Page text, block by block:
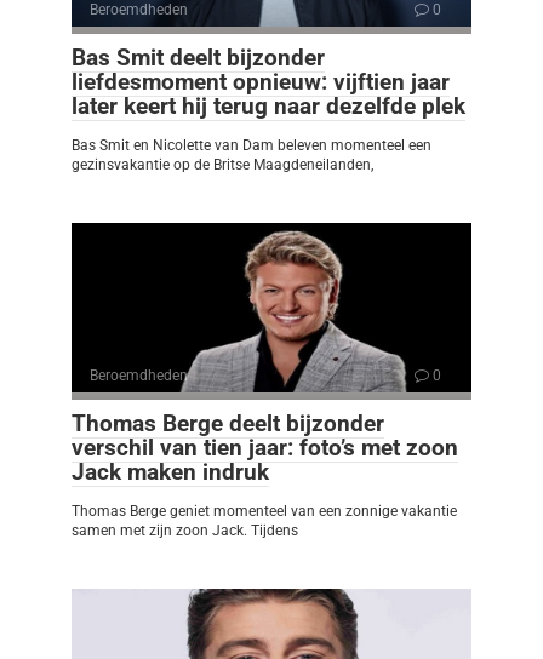
Beroemdheden 0
Bas Smit deelt bijzonder
liefdesmoment opnieuw: vijftien jaar
later keert hij terug naar dezelfde plek
Bas Smit en Nicolette van Dam beleven momenteel een
gezinsvakantie op de Britse Maagdeneilanden,
Beroemdheden 0
Thomas Berge deelt bijzonder
verschil van tien jaar: foto’s met zoon
Jack maken indruk
Thomas Berge geniet momenteel van een zonnige vakantie
samen met zijn zoon Jack. Tijdens